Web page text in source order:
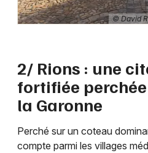
© David
2/ Rions : une
fortifiée
la Garonne
Perché sur un coteau
compte parmi les villages